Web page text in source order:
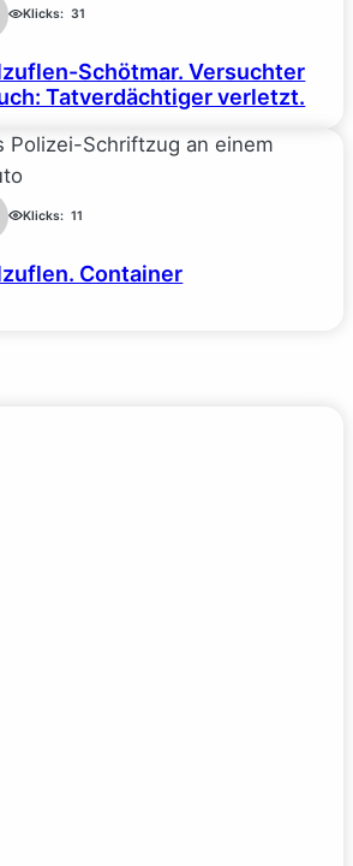
Klicks: 31
Schötmar. Versuchter
Tatverdächtiger verletzt.
Klicks: 11
Container